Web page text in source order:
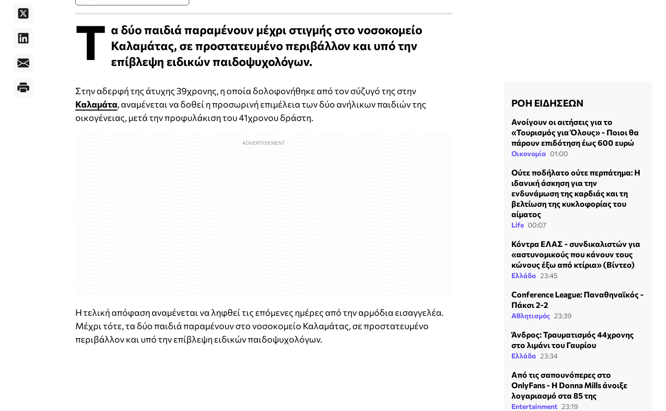
Τ α δύο παιδιά παραμένουν μέχρι στιγμής στο νοσοκομείο
Καλαμάτας, σε προστατευμένο περιβάλλον και υπό την
επίβλεψη ειδικών παιδοψυχολόγων.
Στην αδερφή της άτυχης 39χρονης, η οποία δολοφονήθηκε από τον σύζυγό της στην
Καλαμάτα, αναμένεται να δοθεί η προσωρινή επιμέλεια των δύο ανήλικων παιδιών της
οικογένειας, μετά την προφυλάκιση του 41χρονου δράστη.
Η τελική απόφαση αναμένεται να ληφθεί τις επόμενες ημέρες από την αρμόδια εισαγγελέα.
Μέχρι τότε, τα δύο παιδιά παραμένουν στο νοσοκομείο Καλαμάτας, σε προστατευμένο
περιβάλλον και υπό την επίβλεψη ειδικών παιδοψυχολόγων.
ΡΟΗ ΕΙΔΗΣΕΩΝ
Ανοίγουν οι αιτήσεις για το
«Τουρισμός για Όλους» - Ποιοι θα
πάρουν επιδότηση έως 600 ευρώ
Οικονομία 01:00
Ούτε ποδήλατο ούτε περπάτημα: Η
ιδανική άσκηση για την
ενδυνάμωση της καρδιάς και τη
βελτίωση της κυκλοφορίας του
αίματος
Life 00:07
Κόντρα ΕΛΑΣ - συνδικαλιστών για
«αστυνομικούς που κάνουν τους
κώνους έξω από κτίρια» (Βίντεο)
Ελλάδα 23:45
Conference League: Παναθηναϊκός -
Πάκσι 2-2
Αθλητισμός 23:39
Άνδρος: Τραυματισμός 44χρονης
στο λιμάνι του Γαυρίου
Ελλάδα 23:34
Από τις σαπουνόπερες στο
OnlyFans - Η Donna Mills άνοιξε
λογαριασμό στα 85 της
Entertainment 23:19